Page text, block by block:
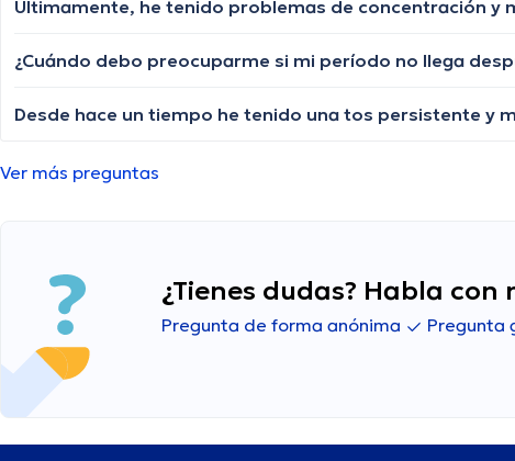
Ver más preguntas
¿Tienes dudas? Habla
Pregunta de forma anónima Pregunta